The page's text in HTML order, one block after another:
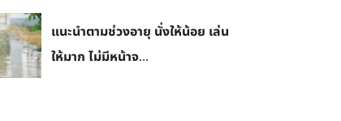
แนะนำตามช่วงอายุ นั่งให้น้อย เล่น
ให้มาก ไม่มีหน้าจ...